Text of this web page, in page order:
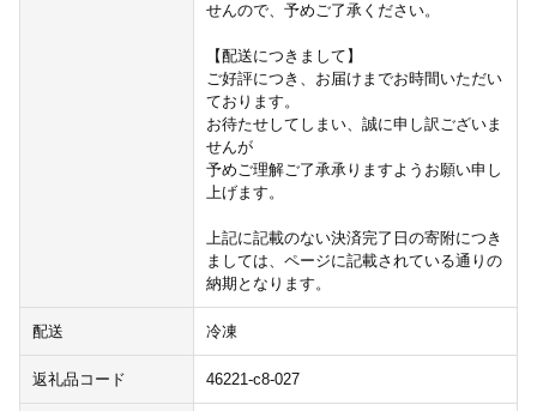
せんので、予めご了承ください。
【配送につきまして】
ご好評につき、お届けまでお時間いただい
ております。
お待たせしてしまい、誠に申し訳ございま
せんが
予めご理解ご了承承りますようお願い申し
上げます。
上記に記載のない決済完了日の寄附につき
ましては、ページに記載されている通りの
納期となります。
配送 冷凍
返礼品コード 46221-c8-027